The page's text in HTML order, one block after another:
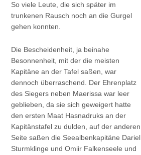
So viele Leute, die sich später im
trunkenen Rausch noch an die Gurgel
gehen konnten.
Die Bescheidenheit, ja beinahe
Besonnenheit, mit der die meisten
Kapitäne an der Tafel saßen, war
dennoch überraschend. Der Ehrenplatz
des Siegers neben Maerissa war leer
geblieben, da sie sich geweigert hatte
den ersten Maat Hasnadruks an der
Kapitänstafel zu dulden, auf der anderen
Seite saßen die Seealbenkapitäne Dariel
Sturmklinge und Omiir Falkenseele und